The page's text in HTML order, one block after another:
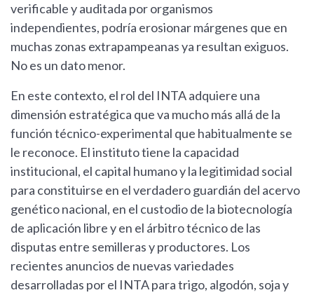
verificable y auditada por organismos
independientes, podría erosionar márgenes que en
muchas zonas extrapampeanas ya resultan exiguos.
No es un dato menor.
En este contexto, el rol del INTA adquiere una
dimensión estratégica que va mucho más allá de la
función técnico-experimental que habitualmente se
le reconoce. El instituto tiene la capacidad
institucional, el capital humano y la legitimidad social
para constituirse en el verdadero guardián del acervo
genético nacional, en el custodio de la biotecnología
de aplicación libre y en el árbitro técnico de las
disputas entre semilleras y productores. Los
recientes anuncios de nuevas variedades
desarrolladas por el INTA para trigo, algodón, soja y